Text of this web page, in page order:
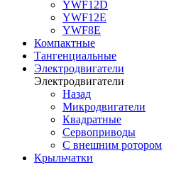
YWF12D
YWF12E
YWF8E
Компактные
Тангенциальные
Электродвигатели
Электродвигатели
Назад
Микродвигатели
Квадратные
Сервоприводы
С внешним ротором
Крыльчатки